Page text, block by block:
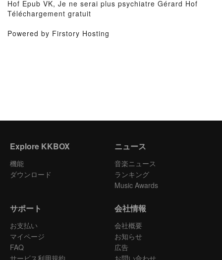
Hof Epub VK, Je ne serai plus psychiatre Gérard Hof
Téléchargement gratuit
Powered by Firstory Hosting
Explore KKBOX
機能
ダウンロード
ニュース
音楽ニュース
ランキング
Music Awards
サポート
お支払い
マイページ
FAQ
サービス利用規約
会社情報
会社概要
お知らせ
広告
お問い合わせ